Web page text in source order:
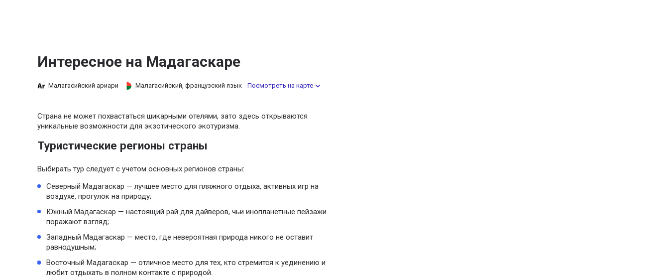
Интересное на Мадагаскаре
Малагасийский ариари Малагасийский, французский язык Посмотреть на карте
Страна не может похвастаться шикарными отелями, зато здесь открываются
уникальные возможности для экзотического экотуризма.
Туристические регионы страны
Выбирать тур следует с учетом основных регионов страны:
Северный Мадагаскар — лучшее место для пляжного отдыха, активных игр на
воздухе, прогулок на природу;
Южный Мадагаскар — настоящий рай для дайверов, чьи инопланетные пейзажи
поражают взгляд;
Западный Мадагаскар — место, где невероятная природа никого не оставит
равнодушным;
Восточный Мадагаскар — отличное место для тех, кто стремится к уединению и
любит отдыхать в полном контакте с природой.